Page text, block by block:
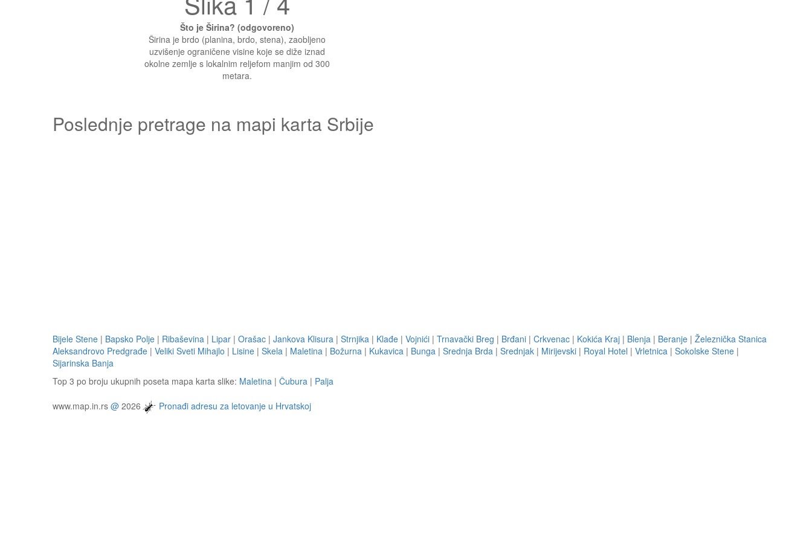
Što je Širina? (odgovoreno)
Širina je brdo (planina, brdo, stena), zaobljeno
uzvišenje ograničene visine koje se diže iznad
okolne zemlje s lokalnim reljefom manjim od 300
metara.
Poslednje pretrage na mapi karta Srbije
Bijele Stene | Bapsko Polje | Ribaševina | Lipar | Orašac | Jankova Klisura | Strnjika | Klađe | Vojnići | Trnavački Breg | Brđani | Crkvenac | Kokića Kraj | Blenja | Beranje | Železnička Stanica
Aleksandrovo Predgrađe | Veliki Sveti Mihajlo | Lisine | Skela | Maletina | Božurna | Kukavica | Bunga | Srednja Brda | Srednjak | Mirijevski | Royal Hotel | Vrletnica | Sokolske Stene |
Sijarinska Banja
Top 3 po broju ukupnih poseta mapa karta slike: Maletina | Čubura | Palja
www.map.in.rs @ 2026 Pronađi adresu za letovanje u Hrvatskoj